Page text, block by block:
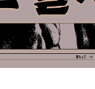
볼수록 편안하고 매
노트의 가장 큰 특징
림, 뭉침, 떨어짐이 그
비교적 장체라서 쭉 뻗
..